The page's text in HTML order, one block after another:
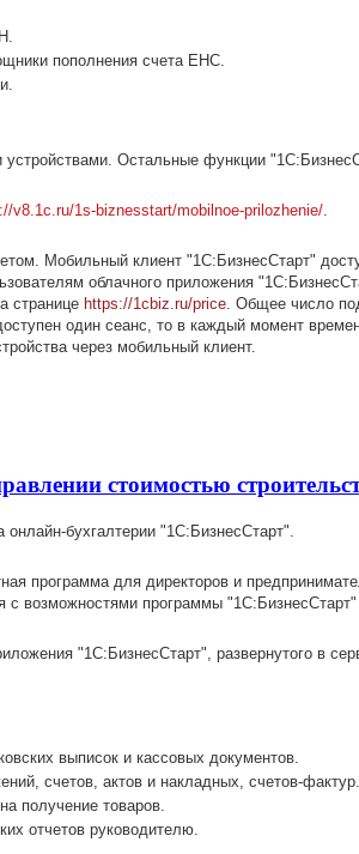
пополнения счета ЕНС.
Остальные функции
v8.1c.ru/1s-biznesstart/mobilnoe-prilozhenie/.
Мобильный клиент "1С:БизнесСтарт"
облачного приложения
странице https://1cbiz.ru/price. Общее число
один сеанс, то в каждый момент
через мобильный клиент.
стоимостью
бухгалтерии "1С:БизнесСтарт".
программа для директоров и
с возможностями программы
"1С:БизнесСтарт", развернутого в
выписок и кассовых документов.
счетов, актов и накладных, счетов-фактур.
получение товаров.
отчетов руководителю.